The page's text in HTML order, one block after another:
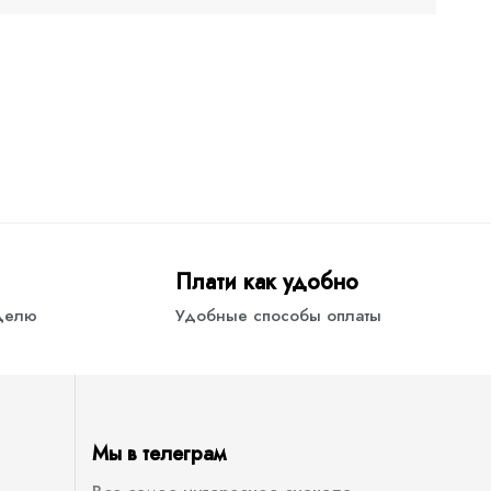
Плати как удобно
Удобные способы оплаты
Мы в телеграм